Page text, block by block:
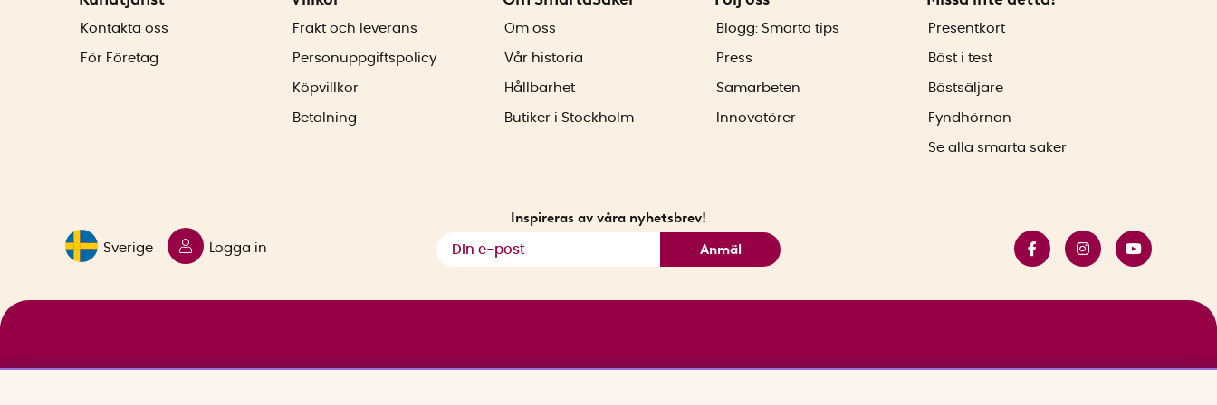
Kontakta oss
För Företag
Frakt och leverans
Personuppgiftspolicy
Köpvillkor
Betalning
Om oss
Vår historia
Hållbarhet
Butiker i Stockholm
Blogg: Smarta tips
Press
Samarbeten
Innovatörer
Presentkort
Bäst i test
Bästsäljare
Fyndhörnan
Se alla smarta saker
Sverige Logga in
Inspireras av våra nyhetsbrev!
Anmäl